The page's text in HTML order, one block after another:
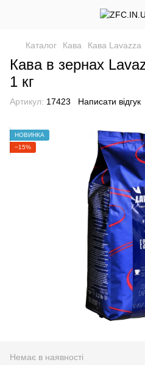
Каталог Кава Кава Lavazza
Кава в зернах
1 кг
Артикул: 17423 Написати відгук
НОВИНКА
−15%
Немає в наявності